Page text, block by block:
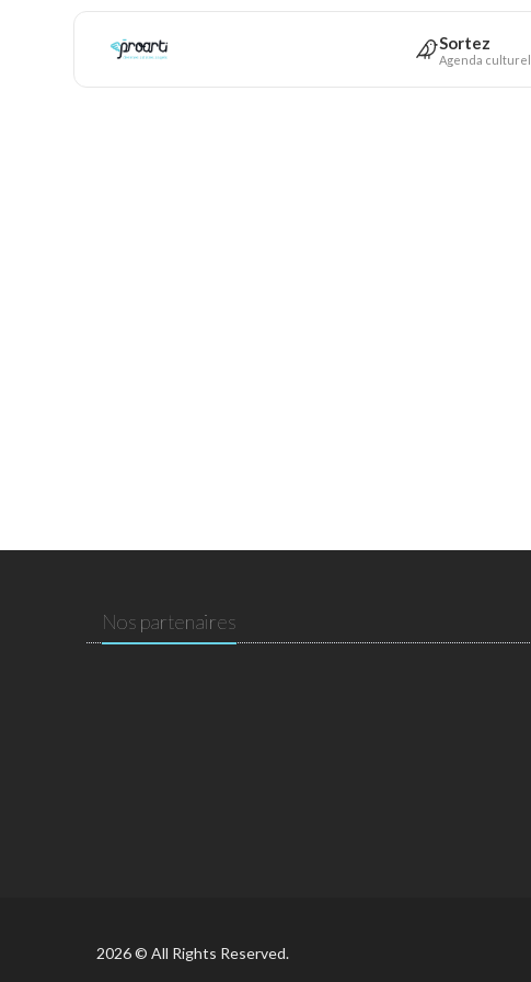
Sortez
Agenda culturel
Nos partenaires
2026 © All Rights Reserved.